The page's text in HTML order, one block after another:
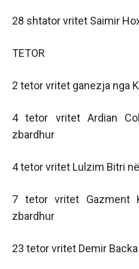
28 shtator vritet Saimir
TETOR
2 tetor vritet ganezja nga
4 tetor vritet Ardian
zbardhur
4 tetor vritet Lulzim Bitri
7 tetor vritet Gazment
zbardhur
23 tetor vritet Demir